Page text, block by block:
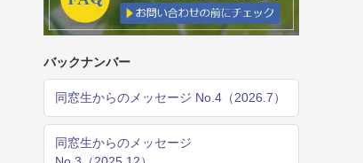
バックナンバー
同窓生からのメッセージ No.4（2026.7）
同窓生からのメッセージ